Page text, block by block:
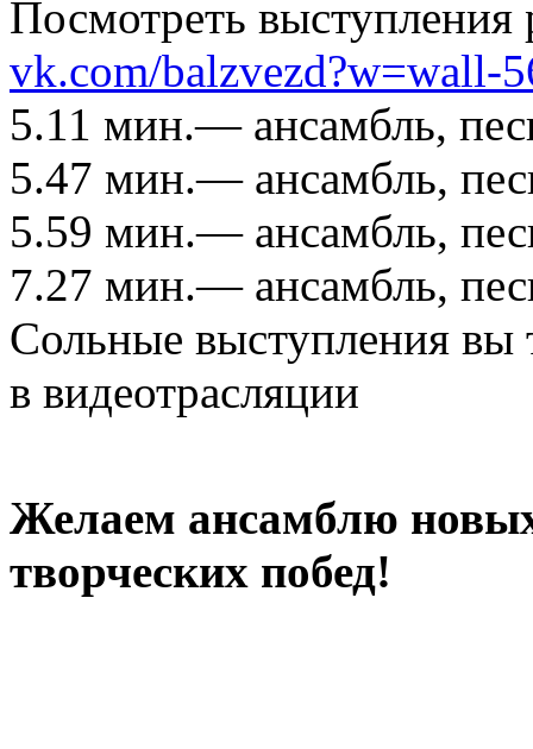
Посмотреть
vk.com/balzvezd?w=wall-
5.11 мин.—ансамбль,
5.47 мин.—ансамбль,
5.59 мин.—ансамбль,
7.27 мин.—ансамбль,
Сольные выступления вы
в видеотрасляции
Желаем ансамблю
творческих побед!